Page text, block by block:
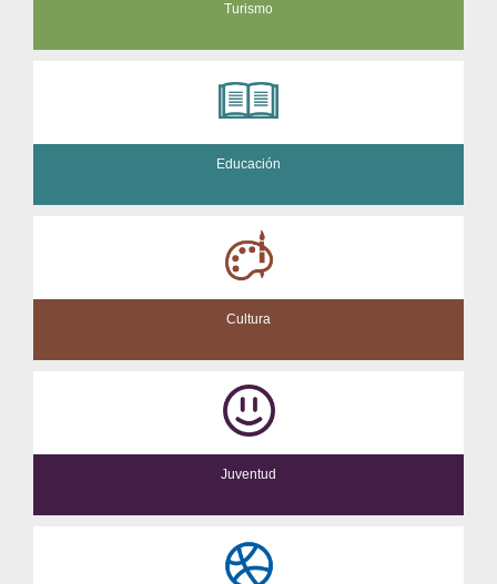
Turismo
Educación
Cultura
Juventud